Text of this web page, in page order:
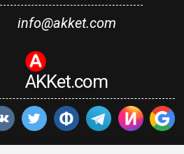
info@akket.com
AKKet.com